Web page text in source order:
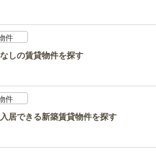
件
しの賃貸物件を探す
件
居できる新築賃貸物件を探す